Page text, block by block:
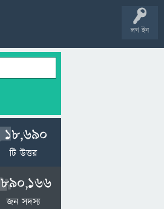
লগ ইন
18,690
টি উত্তর
890,166
জন সদস্য